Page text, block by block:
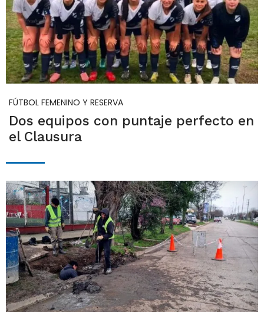
FÚTBOL FEMENINO Y RESERVA
Dos equipos con puntaje perfecto en
el Clausura